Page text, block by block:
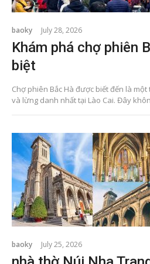
baoky July 28, 2026
Khám phá chợ phiên
biệt
Chợ phiên Bắc Hà được biết đến là
và lừng danh nhất tại Lào Cai. Đây
baoky July 25, 2026